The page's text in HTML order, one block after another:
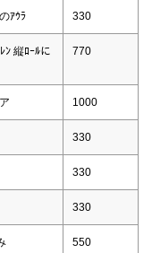
ｱｳﾗ 330
ﾝ 縦ﾛｰﾙに
770
1000
330
330
330
550